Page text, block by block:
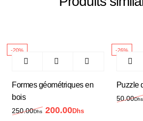
-20%
Formes géométriques en
bois
250.00Dhs Le prix initial était :
200.00Dhs
-26%
Puzzle
50.00Dhs